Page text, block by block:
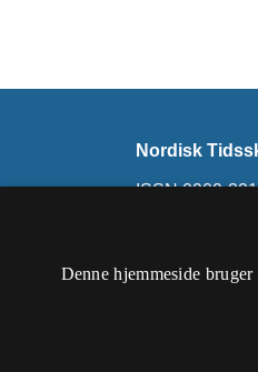
Nordisk
ISSN 0909-
Tidsskrift for
Denne hjemmeside